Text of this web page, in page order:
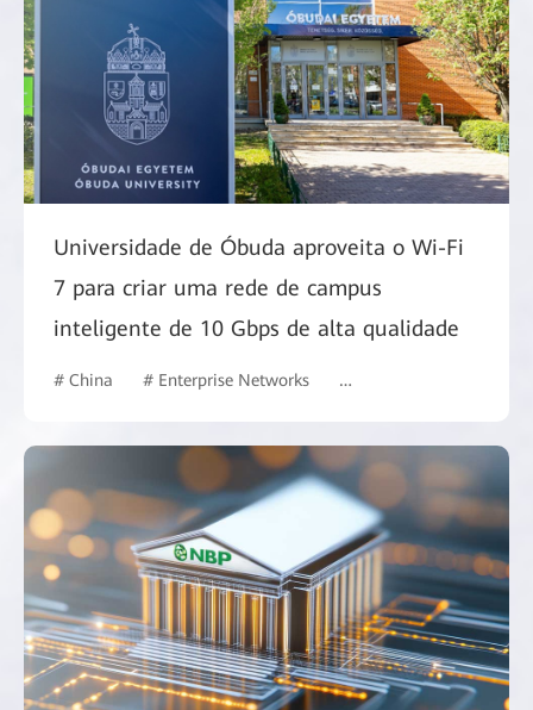
Universidade de Óbuda aproveita o Wi-Fi
7 para criar uma rede de campus
inteligente de 10 Gbps de alta qualidade
# China # Enterprise Networks # Commercial Market